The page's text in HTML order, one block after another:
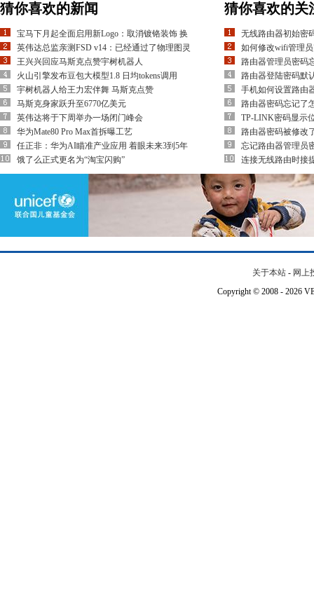
猜你喜欢的新闻
宝马下月起全面启用新Logo：取消镀铬装饰 换
英伟达总监亲测FSD v14：已经通过了物理图灵
王兴兴回应马斯克点赞宇树机器人
火山引擎发布豆包大模型1.8 日均tokens调用
宇树机器人给王力宏伴舞 马斯克点赞
马斯克身家跃升至6770亿美元
英伟达将于下周举办一场闭门峰会
华为Mate80 Pro Max首拆曝工艺
任正非：华为AI瞄准产业应用 着眼未来3到5年
饿了么正式更名为“淘宝闪购”
猜你喜欢的关
无线路由器初始密
如何修改wifi管理
路由器管理员密码
路由器登陆密码默
手机如何设置路由
路由器密码忘记了
TP-LINK密码显示
路由器密码被修改
忘记路由器管理员
连接无线路由时接
关于本站 - 网上
Copyright © 2008 - 2026